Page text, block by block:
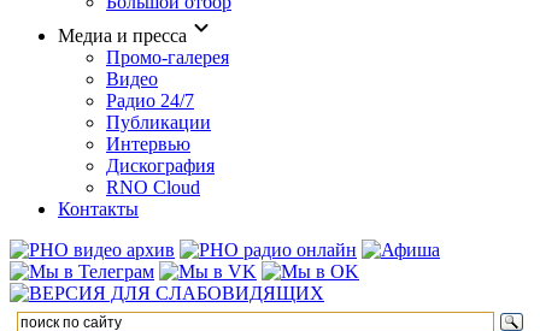
Медиа и пресса
Промо-галерея
Видео
Радио 24/7
Публикации
Интервью
Дискография
RNO Cloud
Контакты